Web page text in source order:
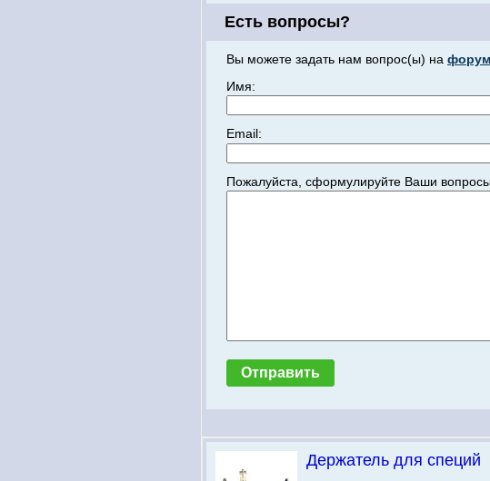
Есть вопросы?
Вы можете задать нам вопрос(ы) на
Имя:
Email:
Пожалуйста, сформулируйте Ваши
Держатель для специй